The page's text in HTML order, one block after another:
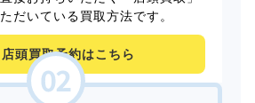
だいている買取方法です。
店頭買取予約はこちら